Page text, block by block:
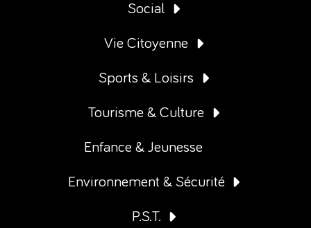
Social
Vie Citoyenne
Sports & Loisirs
Tourisme & Culture
Enfance & Jeunesse
Environnement & Sécurité
P.S.T.